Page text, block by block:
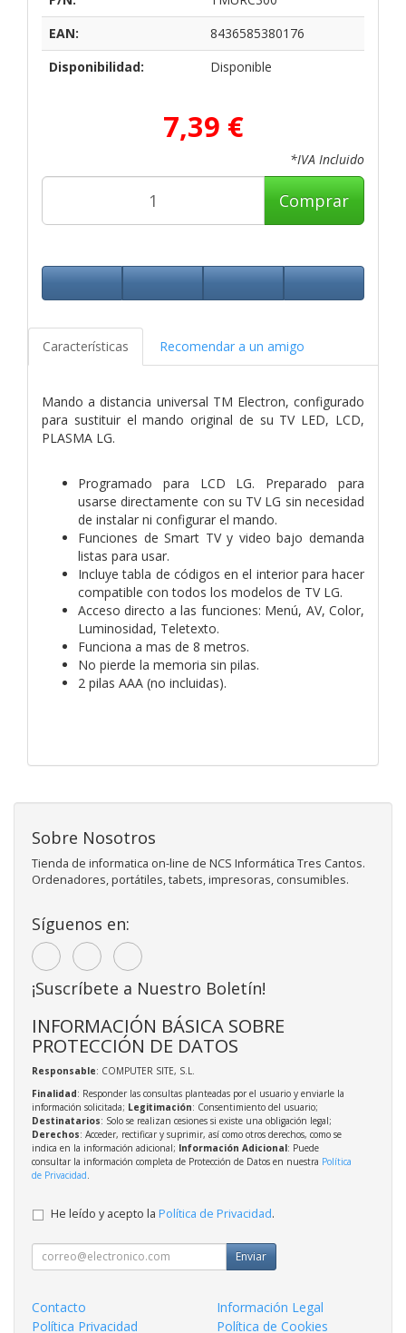
EAN:
8436585380176
Disponibilidad:
Disponible
7,39 €
*IVA Incluido
Comprar
Características Recomendar a un amigo
Mando a distancia universal TM Electron, configurado
para sustituir el mando original de su TV LED, LCD,
PLASMA LG.
Programado para LCD LG. Preparado para
usarse directamente con su TV LG sin necesidad
de instalar ni configurar el mando.
Funciones de Smart TV y video bajo demanda
listas para usar.
Incluye tabla de códigos en el interior para hacer
compatible con todos los modelos de TV LG.
Acceso directo a las funciones: Menú, AV, Color,
Luminosidad, Teletexto.
Funciona a mas de 8 metros.
No pierde la memoria sin pilas.
2 pilas AAA (no incluidas).
Sobre Nosotros
Tienda de informatica on-line de NCS Informática Tres Cantos.
Ordenadores, portátiles, tabets, impresoras, consumibles.
Síguenos en:
¡Suscríbete a Nuestro Boletín!
INFORMACIÓN BÁSICA SOBRE
PROTECCIÓN DE DATOS
Responsable: COMPUTER SITE, S.L.
Finalidad: Responder las consultas planteadas por el usuario y enviarle la
información solicitada; Legitimación: Consentimiento del usuario;
Destinatarios: Solo se realizan cesiones si existe una obligación legal;
Derechos: Acceder, rectificar y suprimir, así como otros derechos, como se
indica en la información adicional; Información Adicional: Puede
consultar la información completa de Protección de Datos en nuestra Política
de Privacidad
He leído y acepto la Política de Privacidad.
Enviar
Contacto
Información Legal
Política Privacidad
Política de Cookies